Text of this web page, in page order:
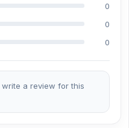
0
0
0
a review for this